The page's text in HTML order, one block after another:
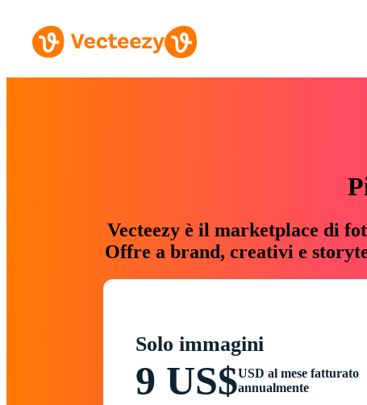
Vecteezy è il marketplace di
Offre a brand, creativi e
Solo immagini
9 US$USD al mese fatturato
annualmente